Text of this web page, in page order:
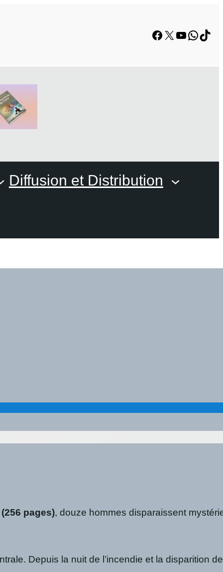
Facebook
X YouTube
Diffusion et Distribution
pages), douze hommes disparaissent
Depuis la nuit de l’incendie et la